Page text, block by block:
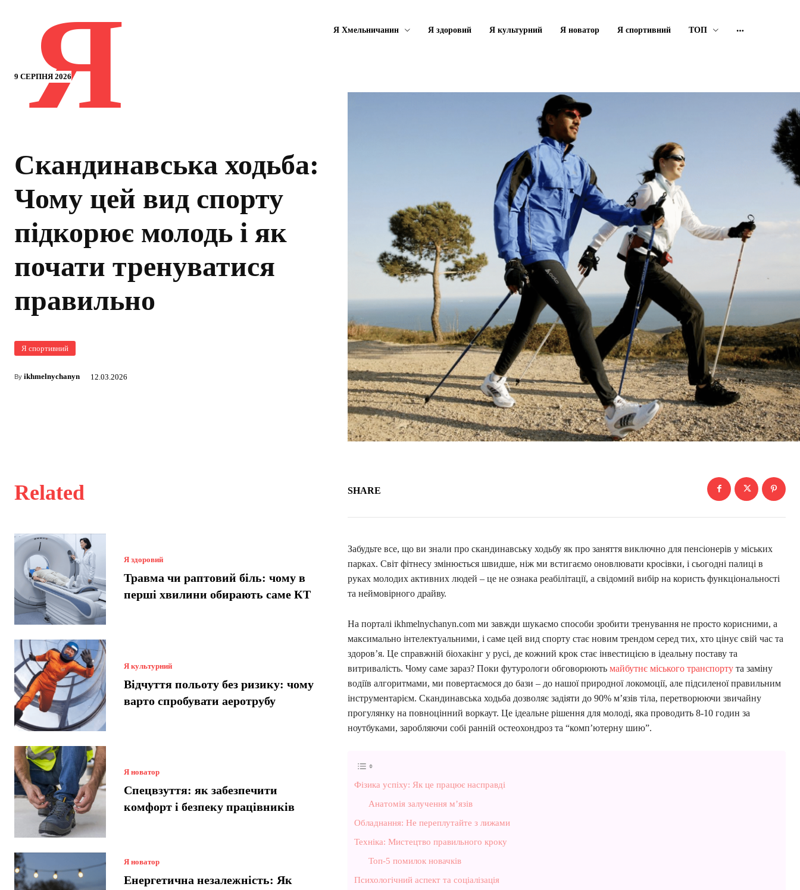
9 СЕРПНЯ 2026
Я Я Хмельничанин Я здоровий Я культурний Я новатор Я спортивний ТОП
Скандинавська ходьба:
Чому цей вид спорту
підкорює молодь і як
почати тренуватися
правильно
Я спортивний
By ikhmelnychanyn 12.03.2026
Related
Я здоровий
Травма чи раптовий біль: чому в
перші хвилини обирають саме КТ
Я культурний
Відчуття польоту без ризику: чому
варто спробувати аеротрубу
Я новатор
Спецвзуття: як забезпечити
комфорт і безпеку працівників
Я новатор
Енергетична незалежність: Як
SHARE
Забудьте все, що ви знали про скандинавську ходьбу як про заняття виключно для пенсіонерів у міських
парках. Світ фітнесу змінюється швидше, ніж ми встигаємо оновлювати кросівки, і сьогодні палиці в
руках молодих активних людей – це не ознака реабілітації, а свідомий вибір на користь функціональності
та неймовірного драйву.
На порталі ikhmelnychanyn.com ми завжди шукаємо способи зробити тренування не просто корисними, а
максимально інтелектуальними, і саме цей вид спорту стає новим трендом серед тих, хто цінує свій час та
здоров’я. Це справжній біохакінг у русі, де кожний крок стає інвестицією в ідеальну поставу та
витривалість. Чому саме зараз? Поки футурологи обговорюють майбутнє міського транспорту та заміну
водіїв алгоритмами, ми повертаємося до бази – до нашої природної локомоції, але підсиленої правильним
інструментарієм. Скандинавська ходьба дозволяє задіяти до 90% м’язів тіла, перетворюючи звичайну
прогулянку на повноцінний воркаут. Це ідеальне рішення для молоді, яка проводить 8-10 годин за
ноутбуками, заробляючи собі ранній остеохондроз та “комп’ютерну шию”.
Фізика успіху: Як це працює насправді
Анатомія залучення м’язів
Обладнання: Не переплутайте з лижами
Техніка: Мистецтво правильного кроку
Топ-5 помилок новачків
Психологічний аспект та соціалізація